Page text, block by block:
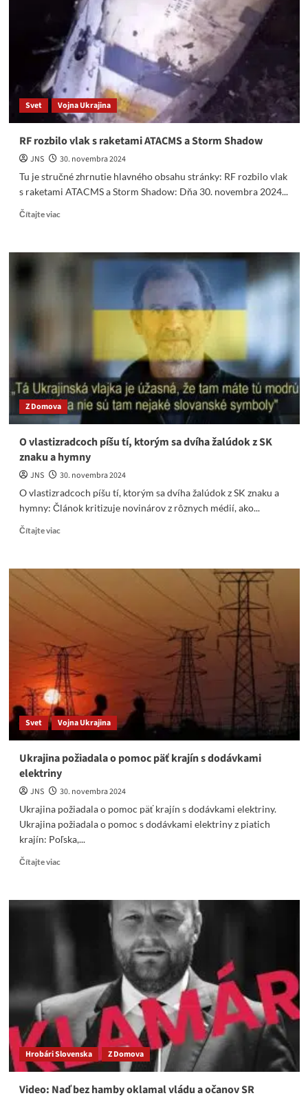
Europe
Zelenskyj
Svet Vojna Ukrajina
RF rozbilo vlak s raketami ATACMS a Storm Shadow
JNS
30. novembra 2024
Tu je stručné zhrnutie hlavného obsahu stránky: RF rozbilo vlak
s raketami ATACMS a Storm Shadow: Dňa 30. novembra 2024...
Čítajte viacRead
RF
Shadow
Z Domova
O vlastizradcoch píšu tí, ktorým sa dvíha žalúdok z SK
znaku a hymny
JNS
30. novembra 2024
O vlastizradcoch píšu tí, ktorým sa dvíha žalúdok z SK znaku a
hymny: Článok kritizuje novinárov z rôznych médií, ako...
Čítajte viacRead
O
vlastizradcoch
ktorým
sa
dvíha
žalúdok
z
SK
znaku
a
hymny
Svet Vojna Ukrajina
Ukrajina požiadala o pomoc päť krajín s dodávkami
elektriny
JNS
30. novembra 2024
Ukrajina požiadala o pomoc päť krajín s dodávkami elektriny.
Ukrajina požiadala o pomoc s dodávkami elektriny z piatich
krajín: Poľska,...
Čítajte viacRead
Ukrajina
dodávkami
elektriny
Hrobári Slovenska Z Domova
Video: Naď bez hamby oklamal vládu a očanov SR